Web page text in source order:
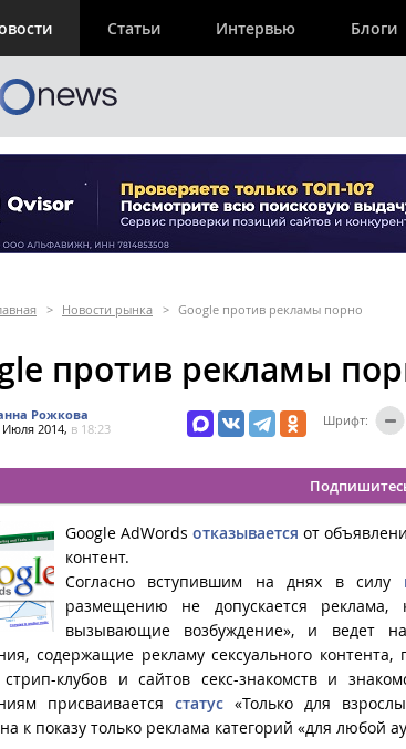
Статьи Интервью Блоги
> Новости рынка > Google против рекламы порно
против рекламы
Рожкова
Июля 2014, в 18:23
Шрифт:
Google AdWords отказывается от
контент.
Согласно вступившим на днях в силу
размещению не допускается реклама,
вызывающие возбуждение», и ведет
содержащие рекламу сексуального
стрип-клубов и сайтов секс-знакомств и
присваиваетсястатус «Только для
к показу только реклама категорий «для любой